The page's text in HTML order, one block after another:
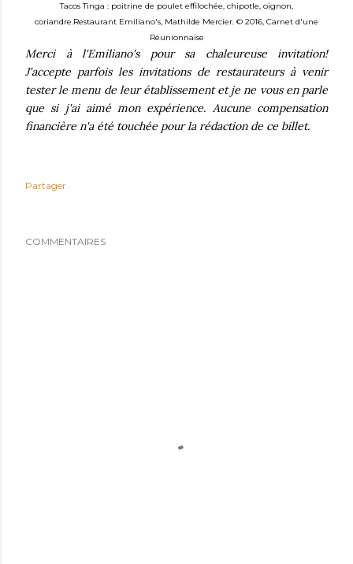
Tacos Tinga : poitrine de poulet effilochée, chipotle, oignon,
coriandre.Restaurant Emiliano's, Mathilde Mercier. © 2016, Carnet d'une
Réunionnaise
Merci à l'Emiliano's pour sa chaleureuse invitation!
J'accepte parfois les invitations de restaurateurs à venir
tester le menu de leur établissement et je ne vous en parle
que si j'ai aimé mon expérience. Aucune compensation
financière n'a été touchée pour la rédaction de ce billet.
Partager
COMMENTAIRES